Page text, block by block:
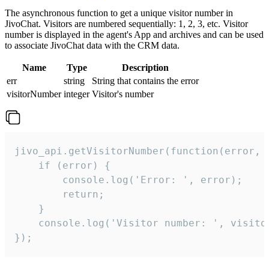
The asynchronous function to get a unique visitor number in
JivoChat. Visitors are numbered sequentially: 1, 2, 3, etc. Visitor
number is displayed in the agent's App and archives and can be used
to associate JivoChat data with the CRM data.
Name Type
Description
err
string
String that contains the error
visitorNumber integer Visitor's number
jivo_api.getVisitorNumber(function(error,
    if (error) {
        console.log('Error: ', error);
        return;
    }
console.log('Visitor number: ',
});